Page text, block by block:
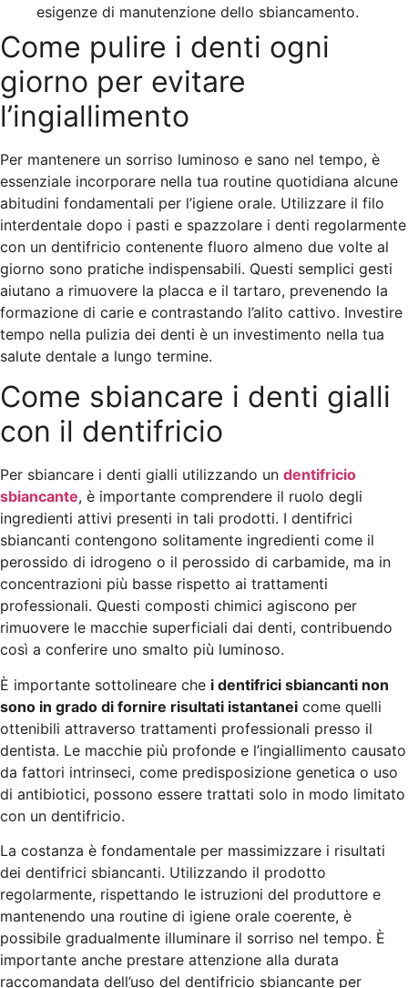
esigenze di manutenzione dello sbiancamento.
Come pulire i denti ogni
giorno per evitare
l’ingiallimento
Per mantenere un sorriso luminoso e sano nel tempo, è
essenziale incorporare nella tua routine quotidiana alcune
abitudini fondamentali per l’igiene orale. Utilizzare il filo
interdentale dopo i pasti e spazzolare i denti regolarmente
con un dentifricio contenente fluoro almeno due volte al
giorno sono pratiche indispensabili. Questi semplici gesti
aiutano a rimuovere la placca e il tartaro, prevenendo la
formazione di carie e contrastando l’alito cattivo. Investire
tempo nella pulizia dei denti è un investimento nella tua
salute dentale a lungo termine.
Come sbiancare i denti gialli
con il dentifricio
Per sbiancare i denti gialli utilizzando un dentifricio
sbiancante, è importante comprendere il ruolo degli
ingredienti attivi presenti in tali prodotti. I dentifrici
sbiancanti contengono solitamente ingredienti come il
perossido di idrogeno o il perossido di carbamide, ma in
concentrazioni più basse rispetto ai trattamenti
professionali. Questi composti chimici agiscono per
rimuovere le macchie superficiali dai denti, contribuendo
così a conferire uno smalto più luminoso.
È importante sottolineare che i dentifrici sbiancanti non
sono in grado di fornire risultati istantanei come quelli
ottenibili attraverso trattamenti professionali presso il
dentista. Le macchie più profonde e l’ingiallimento causato
da fattori intrinseci, come predisposizione genetica o uso
di antibiotici, possono essere trattati solo in modo limitato
con un dentifricio.
La costanza è fondamentale per massimizzare i risultati
dei dentifrici sbiancanti. Utilizzando il prodotto
regolarmente, rispettando le istruzioni del produttore e
mantenendo una routine di igiene orale coerente, è
possibile gradualmente illuminare il sorriso nel tempo. È
importante anche prestare attenzione alla durata
raccomandata dell’uso del dentifricio sbiancante per